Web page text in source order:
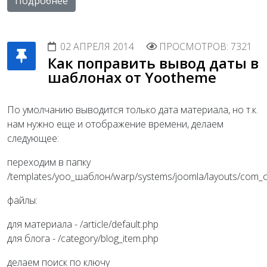
02 АПРЕЛЯ 2014 ПРОСМОТРОВ: 7321
Как поправить вывод даты в
шаблонах от Yootheme
По умолчанию выводится только дата материала, но т.к.
нам нужно еще и отображение времени, делаем
следующее:
переходим в папку
/templates/yoo_шаблон/warp/systems/joomla/layouts/
файлы:
для материала - /article/default.php
для блога - /category/blog_item.php
делаем поиск по ключу